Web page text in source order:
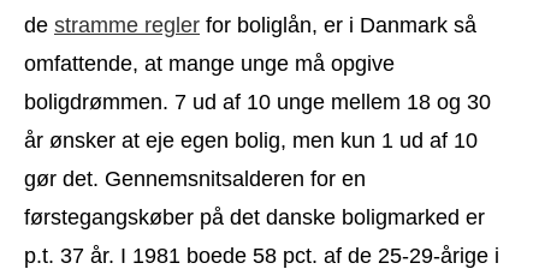
de stramme regler for boliglån, er i Danmark så
omfattende, at mange unge må opgive
boligdrømmen. 7 ud af 10 unge mellem 18 og 30
år ønsker at eje egen bolig, men kun 1 ud af 10
gør det. Gennemsnitsalderen for en
førstegangskøber på det danske boligmarked er
p.t. 37 år. I 1981 boede 58 pct. af de 25-29-årige i